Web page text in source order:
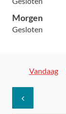
Morgen
Gesloten
Vandaag